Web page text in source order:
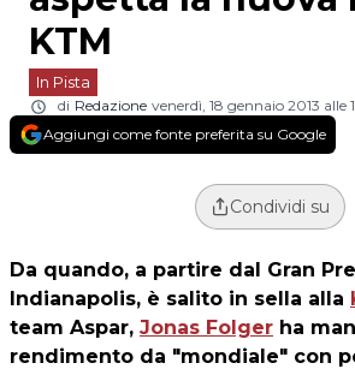
KTM
In Pista
di Redazione venerdì, 18 gennaio 2013 alle
Aggiungi come fonte preferita su Google
Condividi su
Da quando, a partire dal Gran
Indianapolis, è salito in sella alla
team Aspar, Jonas Folger ha
rendimento da "mondiale" con